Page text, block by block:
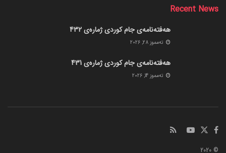
Recent News
هەفتەنامەی جام کوردی ژمارەی 432
ته‌مموز 28, 2026
هەفتەنامەی جام کوردی ژمارەی 431
ته‌مموز 14, 2026
© 2020